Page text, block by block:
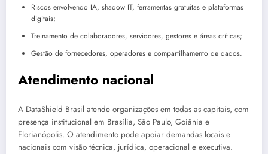
Riscos envolvendo IA, shadow IT, ferramentas gratuitas e plataformas
digitais;
Treinamento de colaboradores, servidores, gestores e áreas críticas;
Gestão de fornecedores, operadores e compartilhamento de dados.
Atendimento nacional
A DataShield Brasil atende organizações em todas as capitais, com
presença institucional em Brasília, São Paulo, Goiânia e
Florianópolis. O atendimento pode apoiar demandas locais e
nacionais com visão técnica, jurídica, operacional e executiva.